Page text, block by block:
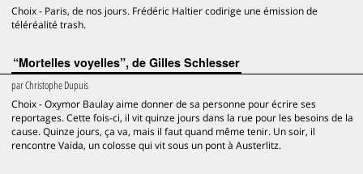
Choix - Paris, de nos jours. Frédéric Haltier codirige une émission de
téléréalité trash.
“Mortelles voyelles”, de Gilles Schlesser
parChristophe Dupuis
Choix - Oxymor Baulay aime donner de sa personne pour écrire ses
reportages. Cette fois-ci, il vit quinze jours dans la rue pour les besoins de la
cause. Quinze jours, ça va, mais il faut quand même tenir. Un soir, il
rencontre Vaïda, un colosse qui vit sous un pont à Austerlitz.